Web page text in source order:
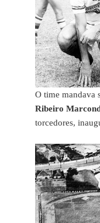
O time mandava
Ribeiro
torcedores,